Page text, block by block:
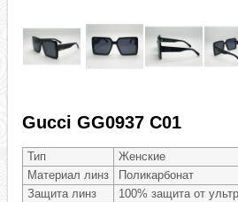
Gucci GG0937 C01
Тип
Женские
Материал линз
Поликарбонат
Защита линз
100% защита от